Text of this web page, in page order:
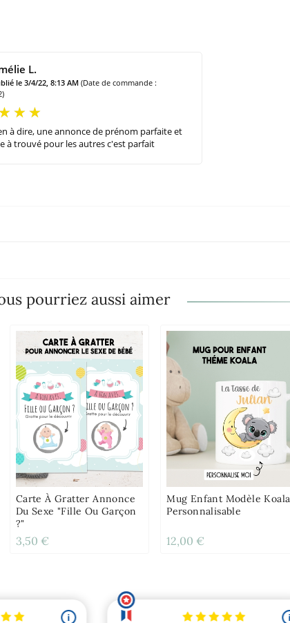
L.
le 3/4/22, 8:13 AM (Date de commande :
à dire, une annonce de prénom parfaite et
à trouvé pour les autres c'est parfait
pourriez aussi aimer
Carte À Gratter Annonce
Du Sexe "Fille Ou Garçon
?"
3,50 €
Mug Enfant Modèle Koala
Personnalisable
12,00 €